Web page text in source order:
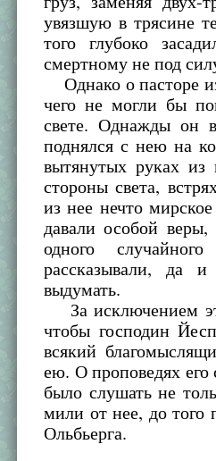
увязшую в трясине
того глубоко
смертному не под
Однако о пасторе
чего не могли бы
свете. Однажды он
поднялся с нею на
вытянутых руках из
стороны света,
из нее нечто
давали особой
одного
рассказывали, да
выдумать.
За исключением
чтобы господин
всякий
ею. О проповедях его
было слушать не
мили от нее, до того
Ольбьерга.